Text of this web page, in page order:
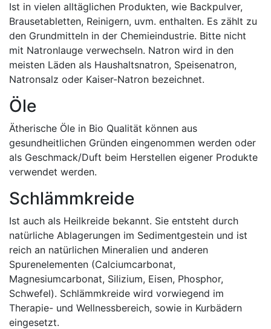
Ist in vielen alltäglichen Produkten, wie Backpulver,
Brausetabletten, Reinigern, uvm. enthalten. Es zählt zu
den Grundmitteln in der Chemieindustrie. Bitte nicht
mit Natronlauge verwechseln. Natron wird in den
meisten Läden als Haushaltsnatron, Speisenatron,
Natronsalz oder Kaiser-Natron bezeichnet.
Öle
Ätherische Öle in Bio Qualität können aus
gesundheitlichen Gründen eingenommen werden oder
als Geschmack/Duft beim Herstellen eigener Produkte
verwendet werden.
Schlämmkreide
Ist auch als Heilkreide bekannt. Sie entsteht durch
natürliche Ablagerungen im Sedimentgestein und ist
reich an natürlichen Mineralien und anderen
Spurenelementen (Calciumcarbonat,
Magnesiumcarbonat, Silizium, Eisen, Phosphor,
Schwefel). Schlämmkreide wird vorwiegend im
Therapie- und Wellnessbereich, sowie in Kurbädern
eingesetzt.